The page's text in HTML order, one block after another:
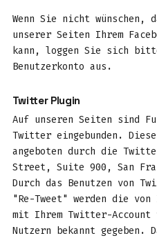
Wenn Sie nicht wünschen,
unserer Seiten Ihrem
kann, loggen Sie sich
Benutzerkonto aus.
Twitter Plugin
Auf unseren Seiten sind
Twitter eingebunden.
angeboten durch die
Street, Suite 900, San
Durch das Benutzen von
"Re-Tweet" werden die von
mit Ihrem Twitter-Account
Nutzern bekannt gegeben.